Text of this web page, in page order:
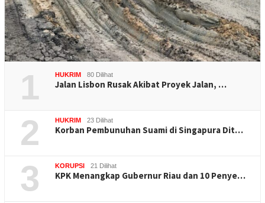
1 HUKRIM 80 Dilihat
Jalan Lisbon Rusak Akibat Proyek Jalan, …
2 HUKRIM 23 Dilihat
Korban Pembunuhan Suami di Singapura Dit…
3 KORUPSI 21 Dilihat
KPK Menangkap Gubernur Riau dan 10 Penye…